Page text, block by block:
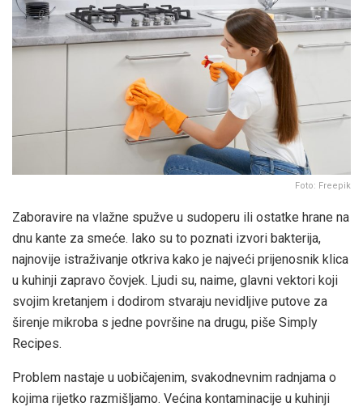
Foto: Freepik
Zaboravire na vlažne spužve u sudoperu ili ostatke hrane na
dnu kante za smeće. Iako su to poznati izvori bakterija,
najnovije istraživanje otkriva kako je najveći prijenosnik klica
u kuhinji zapravo čovjek. Ljudi su, naime, glavni vektori koji
svojim kretanjem i dodirom stvaraju nevidljive putove za
širenje mikroba s jedne površine na drugu, piše Simply
Recipes.
Problem nastaje u uobičajenim, svakodnevnim radnjama o
kojima rijetko razmišljamo. Većina kontaminacije u kuhinji